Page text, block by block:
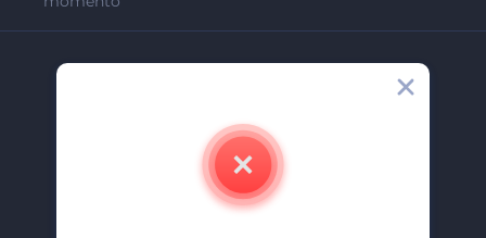
Contate-Nos
Carreiras